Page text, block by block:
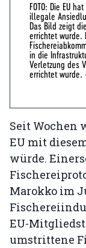
FOTO: Die EU
illegale
Das Bild zeigt
errichtet wurde.
in die
Verletzung des
errichtet wurde.
Seit Wochen
EU mit
würde.
Marokko im
EU-
umstrittene